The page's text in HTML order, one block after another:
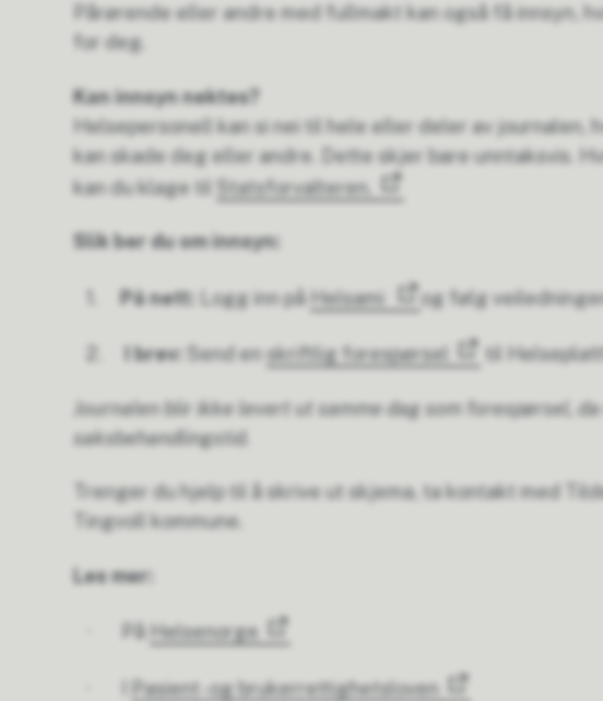
Pårørende eller andre med fullmakt kan også få innsyn,
for deg.
Kan innsyn nektes?
Helsepersonell kan si nei til hele eller deler av journalen,
kan skade deg eller andre. Dette skjer bare unntaksvis.
kan du klage til
Statsforvalteren.
Slik ber du om innsyn:
På nett: Logg inn på Helsami og følg
I brev: Send enskriftlig forespørsel til
Journalen blir ikke levert ut samme dag som forespørsel,
saksbehandlingstid.
Trenger du hjelp til å skrive ut skjema, ta kontakt med
Tingvoll kommune.
Les mer:
· På Helsenorge
Pasient -og brukerrettighetsloven